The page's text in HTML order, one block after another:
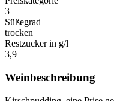
3
Süßegrad
trocken
Restzucker in g/l
3,9
Weinbeschreibung